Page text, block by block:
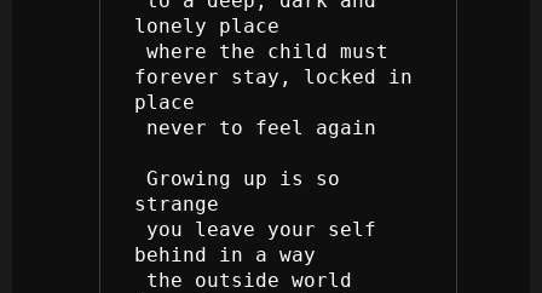
lonely place
where the child must
forever stay, locked in
place
never to feel again
Growing up is so
strange
behind in a way